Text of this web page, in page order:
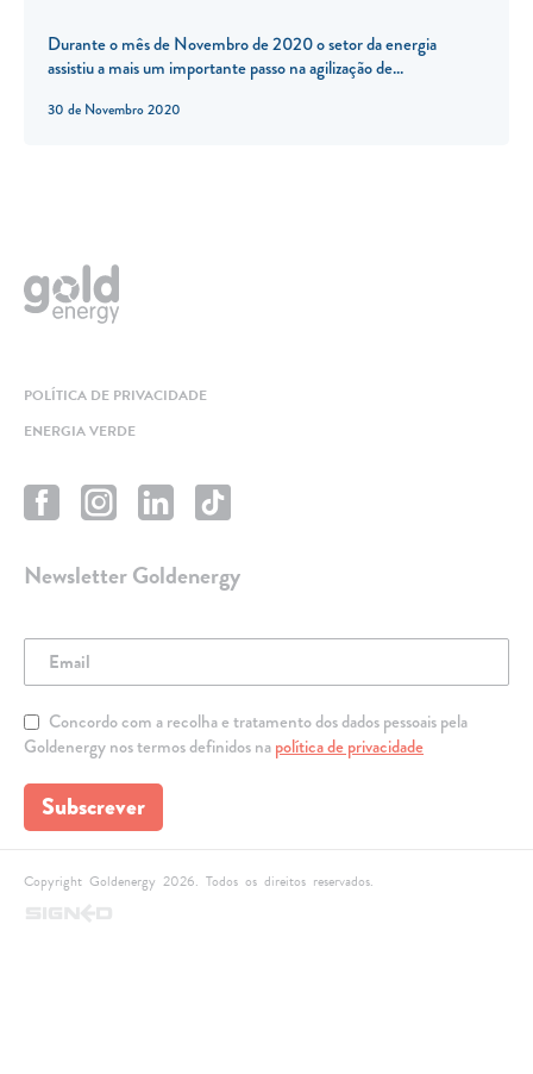
30 de Novembro 2020
Durante o mês de Novembro de 2020 o setor da energia
assistiu a mais um importante passo na agilização de...
POLÍTICA DE PRIVACIDADE
ENERGIA VERDE
Newsletter Goldenergy
Concordo com a recolha e tratamento dos dados pessoais pela
Goldenergy nos termos definidos napolítica de privacidade
Subscrever
Copyright Goldenergy 2026. Todos os direitos reservados.